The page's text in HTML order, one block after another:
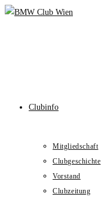
Skip
Clubinfo
Mitgliedschaft
Clubgeschichte
Vorstand
Clubzeitung